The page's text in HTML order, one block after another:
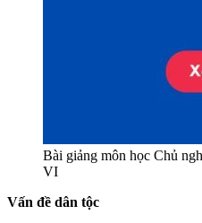
Bài giảng môn học Chủ
VI
Vấn đề dân tộc